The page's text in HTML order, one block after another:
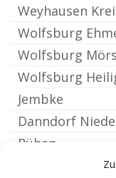
Weyhausen
Wolfsburg
Wolfsburg
Wolfsburg
Jembke
Danndorf
Rühen